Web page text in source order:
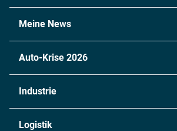
Meine News
Auto-Krise 2026
Industrie
Logistik